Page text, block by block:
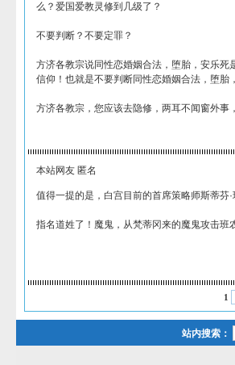
么？爱国爱教灵修到几级了？
不要判断？不要定罪？
方济各教宗说同性恋婚姻合法，堕胎，安乐
信仰！也就是不要判断同性恋婚姻合法，堕胎
方济各教宗，您应该去隐修，两耳不闻窗外事
本站网友 匿名
值得一提的是，白宫目前的首席策略师斯蒂
指名道姓了！魔鬼，从梵蒂冈来的魔鬼攻击班
1
站内搜索：